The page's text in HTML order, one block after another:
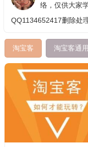
络，仅供大家
QQ1134652417删除处理
淘宝客 淘宝客通